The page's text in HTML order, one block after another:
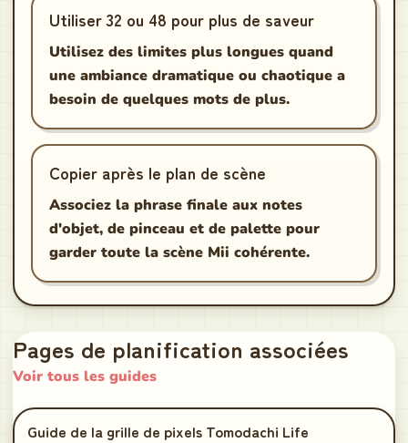
Utiliser 32 ou 48 pour plus de saveur
Utilisez des limites plus longues quand
une ambiance dramatique ou chaotique a
besoin de quelques mots de plus.
Copier après le plan de scène
Associez la phrase finale aux notes
d'objet, de pinceau et de palette pour
garder toute la scène Mii cohérente.
Pages de planification associées
Voir tous les guides
Guide de la grille de pixels Tomodachi Life